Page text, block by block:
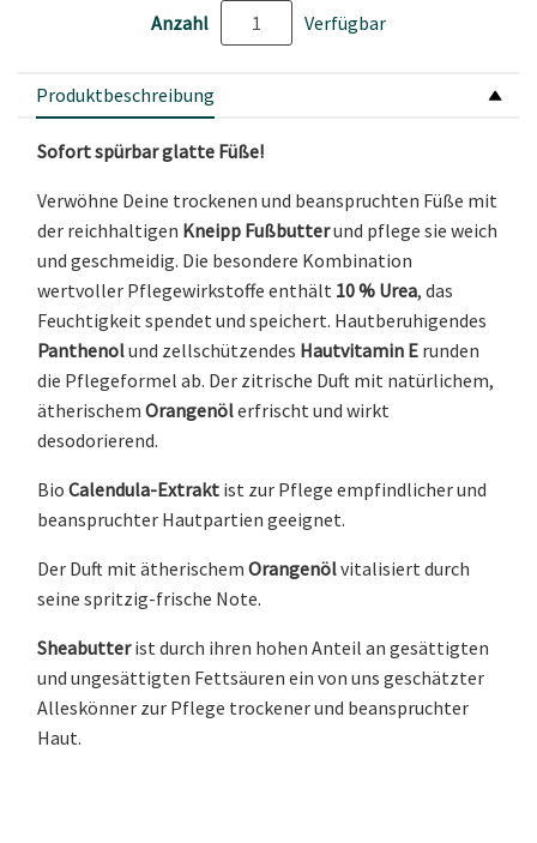
Anzahl Verfügbar
Produktbeschreibung
Sofort spürbar glatte Füße!
Verwöhne Deine trockenen und beanspruchten Füße mit
der reichhaltigen Kneipp Fußbutterund pflege sie weich
und geschmeidig. Die besondere Kombination
wertvoller Pflegewirkstoffe enthält 10 % Urea, das
Feuchtigkeit spendet und speichert. Hautberuhigendes
Panthenolund zellschützendes Hautvitamin E runden
die Pflegeformel ab. Der zitrische Duft mit natürlichem,
ätherischem Orangenölerfrischt und wirkt
desodorierend.
Bio Calendula-Extrakt ist zur Pflege empfindlicher und
beanspruchter Hautpartien geeignet.
Der Duft mit ätherischem Orangenölvitalisiert durch
seine spritzig-frische Note.
Sheabutterist durch ihren hohen Anteil an gesättigten
und ungesättigten Fettsäuren ein von uns geschätzter
Alleskönner zur Pflege trockener und beanspruchter
Haut.